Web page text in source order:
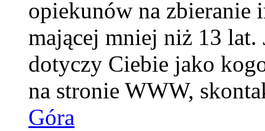
opiekunów na zbieranie
mającej mniej niż 13 lat.
dotyczy Ciebie jako
na stronie WWW,
Góra